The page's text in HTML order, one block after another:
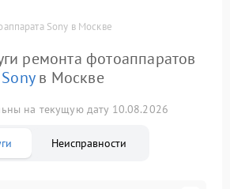
Sony в Москве
ремонта фотоаппаратов
Sonyв Москве
на текущую дату 10.08.2026
Неисправности